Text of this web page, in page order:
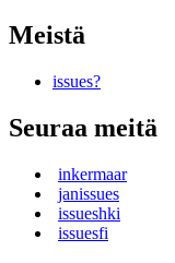
Meistä
issues?
Seuraa meitä
inkermaar
janissues
issueshki
issuesfi